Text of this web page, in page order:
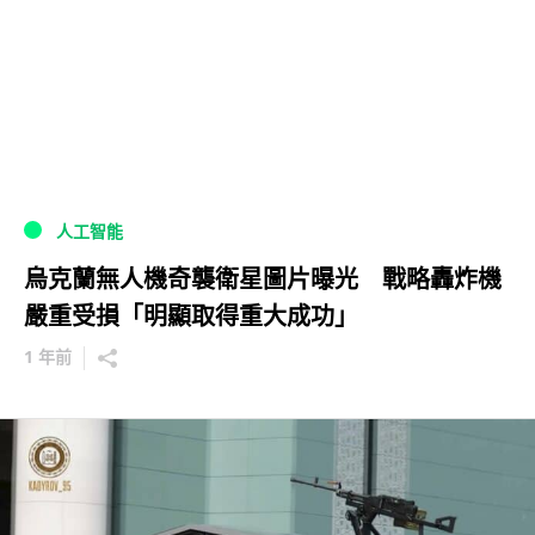
人工智能
烏克蘭無人機奇襲衛星圖片曝光 戰略轟炸機
嚴重受損「明顯取得重大成功」
1 年前